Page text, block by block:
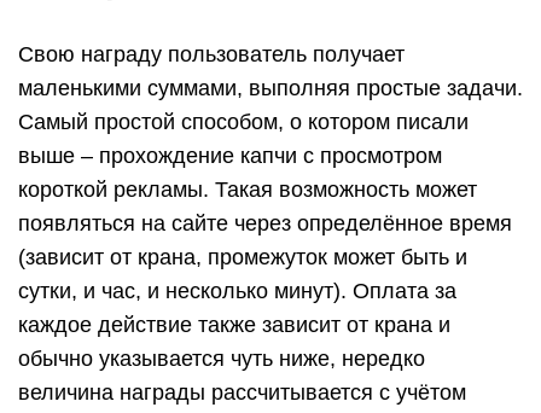
Свою награду пользователь получает
маленькими суммами, выполняя простые задачи.
Самый простой способом, о котором писали
выше – прохождение капчи с просмотром
короткой рекламы. Такая возможность может
появляться на сайте через определённое время
(зависит от крана, промежуток может быть и
сутки, и час, и несколько минут). Оплата за
каждое действие также зависит от крана и
обычно указывается чуть ниже, нередко
величина награды рассчитывается с учётом